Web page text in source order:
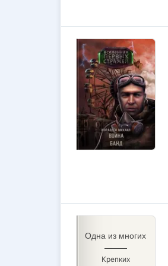
Одна из многих
Крепких